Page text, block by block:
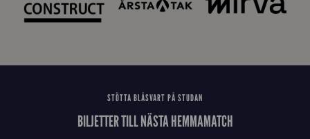
2
STÖTTA BLÅSVART PÅ STUDAN
BILJETTER TILL NÄSTA HEMMAMATCH